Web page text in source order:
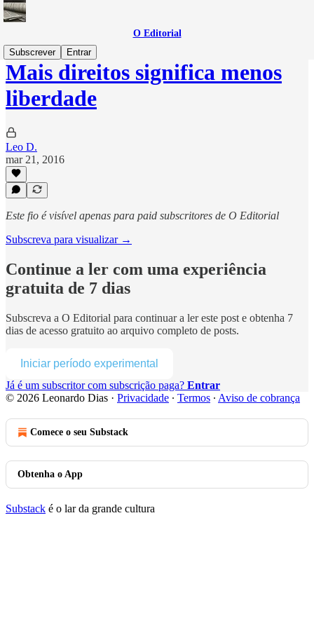
O Editorial
Subscrever
Entrar
Mais direitos significa menos
liberdade
Leo D.
mar 21, 2016
Este fio é visível apenas para paid subscritores de O Editorial
Subscreva para visualizar →
Continue a ler com uma experiência
gratuita de 7 dias
Subscreva a O Editorial para continuar a ler este post e obtenha 7
dias de acesso gratuito ao arquivo completo de posts.
Iniciar período experimental
Já é um subscritor com subscrição paga? Entrar
© 2026 Leonardo Dias · Privacidade ∙ Termos ∙ Aviso de cobrança
Comece o seu Substack
Obtenha o App
Substack é o lar da grande cultura